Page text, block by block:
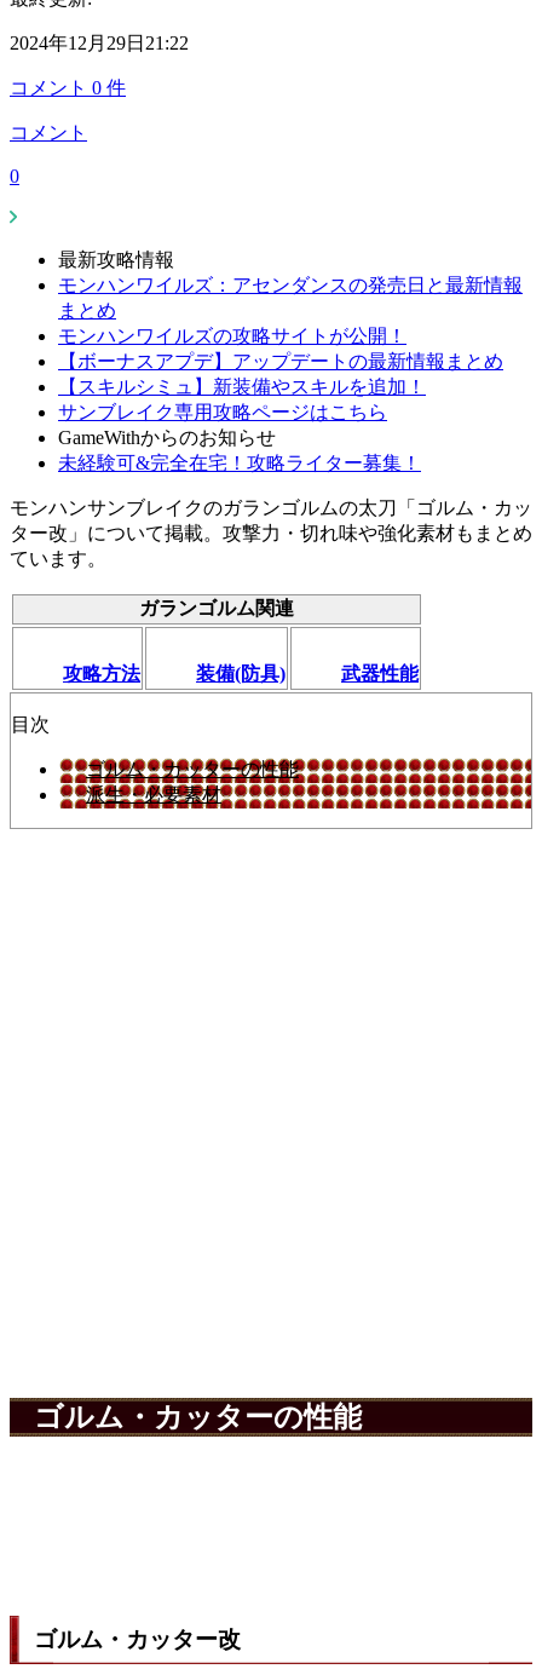
2024年12月29日21:22
コメント 0 件
コメント
0
最新攻略情報
モンハンワイルズ：アセンダンスの発売日と最新情報
まとめ
モンハンワイルズの攻略サイトが公開！
【ボーナスアプデ】アップデートの最新情報まとめ
【スキルシミュ】新装備やスキルを追加！
サンブレイク専用攻略ページはこちら
GameWithからのお知らせ
未経験可&完全在宅！攻略ライター募集！
モンハンサンブレイクのガランゴルムの太刀「ゴルム・カッ
ター改」について掲載。攻撃力・切れ味や強化素材もまとめ
ています。
ガランゴルム関連
攻略方法 装備(防具) 武器性能
目次
ゴルム・カッターの性能
派生・必要素材
ゴルム・カッターの性能
ゴルム・カッター改